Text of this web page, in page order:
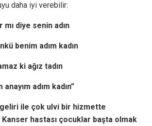
daha iyi verebilir:
mı diye senin adın
benim adım kadın
ki ağız tadın
adım kadın”
ile çok ulvi bir hizmette
Kanser hastası çocuklar başta olmak